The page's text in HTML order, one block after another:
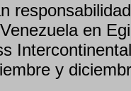
en
y